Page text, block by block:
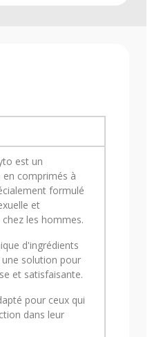
est un
comprimés à
formulé
et
les hommes.
d'ingrédients
solution pour
et satisfaisante.
pour ceux qui
dans leur